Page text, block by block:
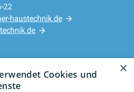
22
haustechnik.de
×
Cookies und